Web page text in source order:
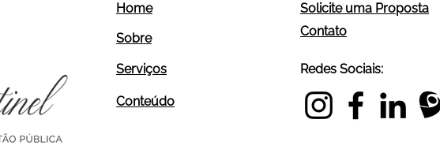
Home
Sobre
Serviços
Conteúdo
Solicite uma Proposta
Contato
Redes Sociais: